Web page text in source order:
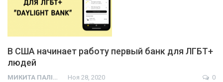
В США начинает работу первый банк для ЛГБТ+
людей
МИКИТА ПАЛІЙ Ноя 28, 2020
0